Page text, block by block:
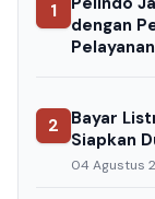
1
dengan
2
Bayar
Siapkan
04 Agustus